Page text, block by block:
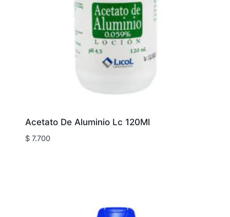
Acetato De Aluminio Lc 120Ml
$7.700